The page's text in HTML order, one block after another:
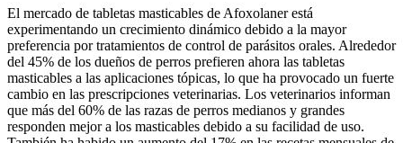
El mercado de tabletas masticables de Afoxolaner está
experimentando un crecimiento dinámico debido a la mayor
preferencia por tratamientos de control de parásitos orales. Alrededor
del 45% de los dueños de perros prefieren ahora las tabletas
masticables a las aplicaciones tópicas, lo que ha provocado un fuerte
cambio en las prescripciones veterinarias. Los veterinarios informan
que más del 60% de las razas de perros medianos y grandes
responden mejor a los masticables debido a su facilidad de uso.